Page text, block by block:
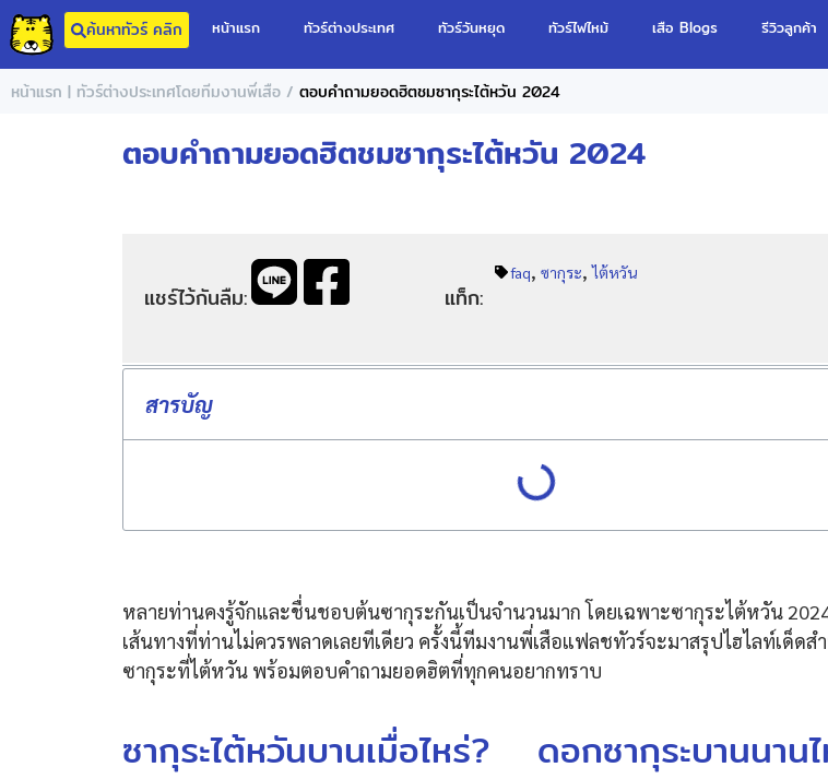
ค้นหาทัวร์ คลิก หน้าแรก ทัวร์ต่างประเทศ ทัวร์วันหยุด ทัวร์ไฟไหม้ เสือ Blogs รีวิวลูกค้า
หน้าแรก | ทัวร์ต่างประเทศโดยทีมงานพี่เสือ / ตอบคำถามยอดฮิตชมซากุระไต้หวัน 2024
ตอบคำถามยอดฮิตชมซากุระไต้หวัน 2024
แชร์ไว้กันลืม: แท็ก:
faq, ซากุระ, ไต้หวัน
สารบัญ
หลายท่านคงรู้จักและชื่นชอบต้นซากุระกันเป็นจำนวนมาก โดยเฉพาะซากุระไต้หวัน
เส้นทางที่ท่านไม่ควรพลาดเลยทีเดียว ครั้งนี้ทีมงานพี่เสือแฟลชทัวร์จะมาสรุปไฮไลท์เด็ดส
ซากุระที่ไต้หวัน พร้อมตอบคำถามยอดฮิตที่ทุกคนอยากทราบ
ซากุระไต้หวันบานเมื่อไหร่? ดอกซากุระบานนาน